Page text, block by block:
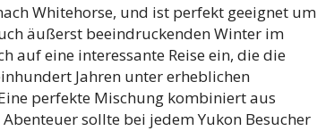
Whitehorse, und ist perfekt geeignet um
äußerst beeindruckenden Winter im
auf eine interessante Reise ein, die die
Jahren unter erheblichen
perfekte Mischung kombiniert aus
sollte bei jedem Yukon Besucher